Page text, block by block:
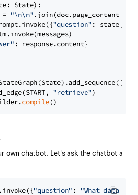
State):
=
"\n\n" .join(doc.page_content
"question" : state[
: response.content}
"retrieve")
compile
own chatbot. Let's ask the chatbot a
"question" : "What data